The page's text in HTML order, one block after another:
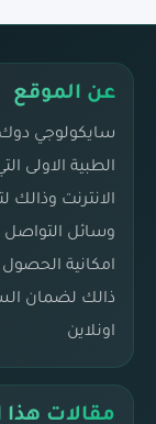
عن الموقع
سايكولوجي
الطبية الاولى
الانترنت
وسائل التواصل
امكانية
ذالك لضمان
اونلاين
مقالات